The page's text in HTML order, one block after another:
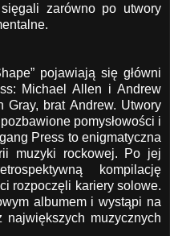
zarówno po utwory
pojawiają się główni
Michael Allen i Andrew
Gray, brat Andrew. Utwory
pomysłowości i
Press to enigmatyczna
muzyki rockowej. Po jej
kompilację
rozpoczęli kariery solowe.
albumem i wystąpi na
muzycznych